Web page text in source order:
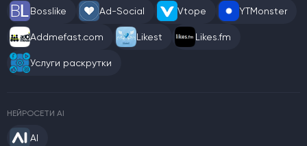
Bosslike Ad-Social Vtope YTMonster
Addmefast.com Likest Likes.fm
Услуги раскрутки
НЕЙРОСЕТИ AI
AI